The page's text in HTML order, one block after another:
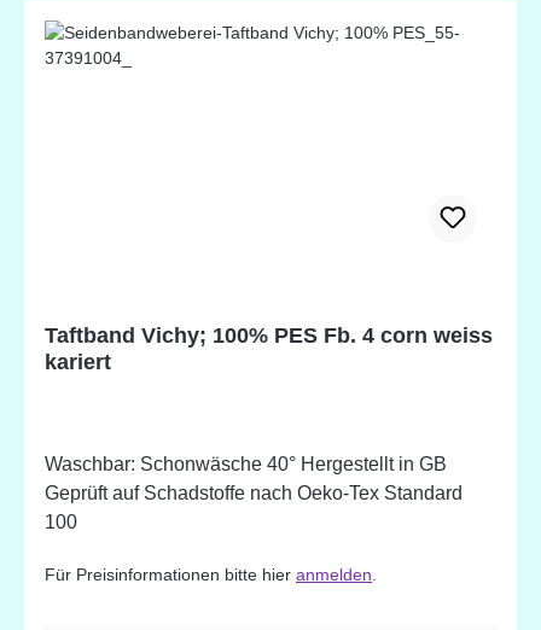
Taftband Vichy; 100% PES Fb. 4 corn weiss
kariert
Waschbar: Schonwäsche 40° Hergestellt in GB
Geprüft auf Schadstoffe nach Oeko-Tex Standard
100
Für Preisinformationen bitte hier anmelden